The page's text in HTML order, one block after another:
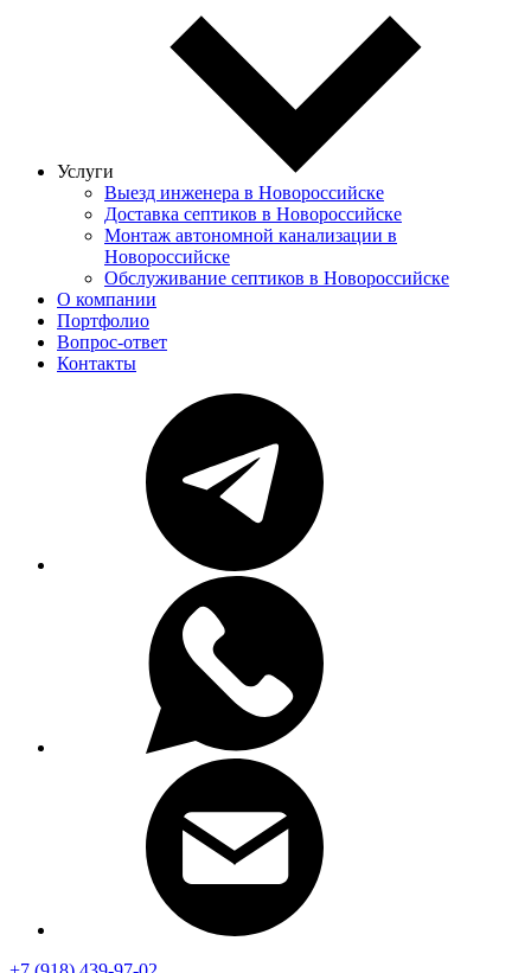
Услуги
Выезд инженера в Новороссийске
Доставка септиков в Новороссийске
Монтаж автономной канализации в
Новороссийске
Обслуживание септиков в Новороссийске
О компании
Портфолио
Вопрос-ответ
Контакты